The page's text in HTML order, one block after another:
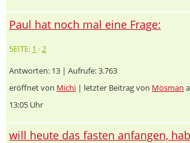
Paul hat noch mal eine Frage:
SEITE: 1 ·2
Antworten: 13 | Aufrufe: 3.763
eröffnet von Michi | letzter Beitrag von Mösman
13:05 Uhr
will heute das fasten anfangen,